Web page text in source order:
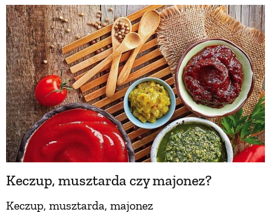
Keczup, musztarda czy majonez?
Keczup, musztarda, majonez
GRZYBY
KRAJOBRAZ
RĘKODZIEŁO
RZEMIOSŁO
ZWYCZAJE
ZRÓB TO SAM